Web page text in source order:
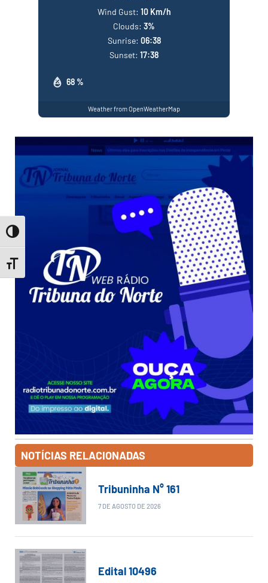
Toggle High Contrast
Toggle Font size
68 %
Wind Gust: 10 Km/h
Clouds: 3%
Sunrise: 06:38
Sunset: 17:38
Weather from OpenWeatherMap
NOTÍCIAS RELACIONADAS
Tribuninha N° 161
7 DE AGOSTO DE 2026
Edital 10496